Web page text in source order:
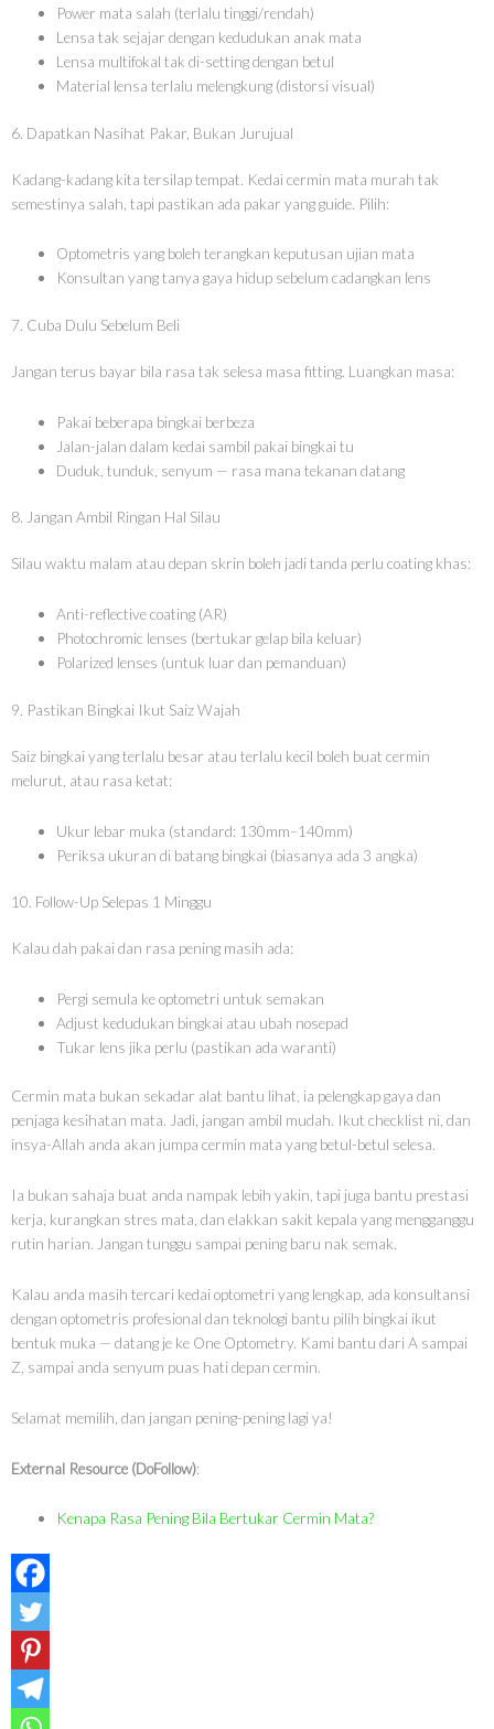
Power mata salah (terlalu tinggi/rendah)
Lensa tak sejajar dengan kedudukan anak mata
Lensa multifokal tak di-setting dengan betul
Material lensa terlalu melengkung (distorsi visual)
6. Dapatkan Nasihat Pakar, Bukan Jurujual
Kadang-kadang kita tersilap tempat. Kedai cermin mata murah tak
semestinya salah, tapi pastikan ada pakar yang guide. Pilih:
Optometris yang boleh terangkan keputusan ujian mata
Konsultan yang tanya gaya hidup sebelum cadangkan lens
7. Cuba Dulu Sebelum Beli
Jangan terus bayar bila rasa tak selesa masa fitting. Luangkan masa:
Pakai beberapa bingkai berbeza
Jalan-jalan dalam kedai sambil pakai bingkai tu
Duduk, tunduk, senyum — rasa mana tekanan datang
8. Jangan Ambil Ringan Hal Silau
Silau waktu malam atau depan skrin boleh jadi tanda perlu coating khas:
Anti-reflective coating (AR)
Photochromic lenses (bertukar gelap bila keluar)
Polarized lenses (untuk luar dan pemanduan)
9. Pastikan Bingkai Ikut Saiz Wajah
Saiz bingkai yang terlalu besar atau terlalu kecil boleh buat cermin
melurut, atau rasa ketat:
Ukur lebar muka (standard: 130mm–140mm)
Periksa ukuran di batang bingkai (biasanya ada 3 angka)
10. Follow-Up Selepas 1 Minggu
Kalau dah pakai dan rasa pening masih ada:
Pergi semula ke optometri untuk semakan
Adjust kedudukan bingkai atau ubah nosepad
Tukar lens jika perlu (pastikan ada waranti)
Cermin mata bukan sekadar alat bantu lihat, ia pelengkap gaya dan
penjaga kesihatan mata. Jadi, jangan ambil mudah. Ikut checklist ni, dan
insya-Allah anda akan jumpa cermin mata yang betul-betul selesa.
Ia bukan sahaja buat anda nampak lebih yakin, tapi juga bantu prestasi
kerja, kurangkan stres mata, dan elakkan sakit kepala yang mengganggu
rutin harian. Jangan tunggu sampai pening baru nak semak.
Kalau anda masih tercari kedai optometri yang lengkap, ada konsultansi
dengan optometris profesional dan teknologi bantu pilih bingkai ikut
bentuk muka — datang je ke One Optometry. Kami bantu dari A sampai
Z, sampai anda senyum puas hati depan cermin.
Selamat memilih, dan jangan pening-pening lagi ya!
External Resource (DoFollow):
Kenapa Rasa Pening Bila Bertukar Cermin Mata?